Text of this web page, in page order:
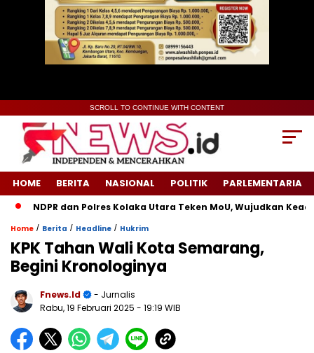
SCROLL TO CONTINUE WITH CONTENT
HOME BERITA NASIONAL POLITIK PARLEMENTARIA
NDPR dan Polres Kolaka Utara Teken MoU, Wujudkan
Home / Berita / Headline / Hukrim
KPK Tahan Wali Kota Semarang,
Begini Kronologinya
Fnews.id
- Jurnalis
Rabu, 19 Februari 2025 - 19:19 WIB